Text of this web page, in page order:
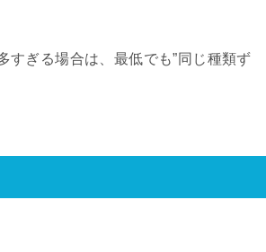
すぎる場合は、最低でも”同じ種類ず